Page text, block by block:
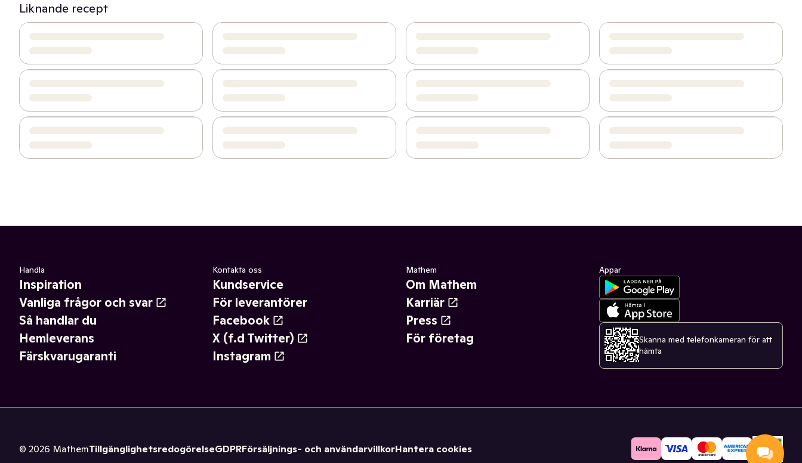
Liknande recept
Handla
Inspiration
Vanliga frågor och svar
Så handlar du
Hemleverans
Färskvarugaranti
Kontakta oss
Kundservice
För leverantörer
Facebook
X (f.d Twitter)
Instagram
Mathem
Om Mathem
Karriär
Press
För företag
Appar
Skanna med telefonkameran för att
hämta
© 2026 MathemTillgänglighetsredogörelseGDPRFörsäljnings- och användarvillkorHantera cookies